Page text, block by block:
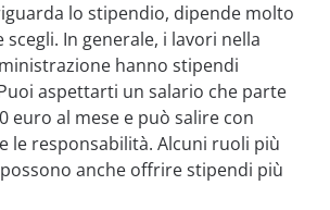
lo stipendio, dipende molto
scegli. In generale, i lavori nella
hanno stipendi
aspettarti un salario che parte
euro al mese e può salire con
le responsabilità. Alcuni ruoli più
anche offrire stipendi più